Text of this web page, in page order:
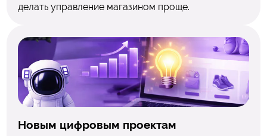
делать управление магазином проще.
Новым цифровым проектам